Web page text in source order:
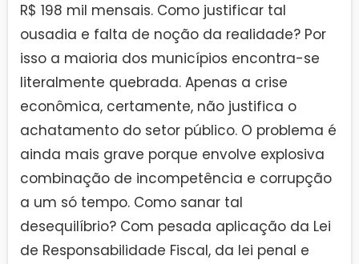
R$ 198 mil mensais. Como justificar tal
ousadia e falta de noção da realidade? Por
isso a maioria dos municípios encontra-se
literalmente quebrada. Apenas a crise
econômica, certamente, não justifica o
achatamento do setor público. O problema é
ainda mais grave porque envolve explosiva
combinação de incompetência e corrupção
a um só tempo. Como sanar tal
desequilíbrio? Com pesada aplicação da Lei
de Responsabilidade Fiscal, da lei penal e